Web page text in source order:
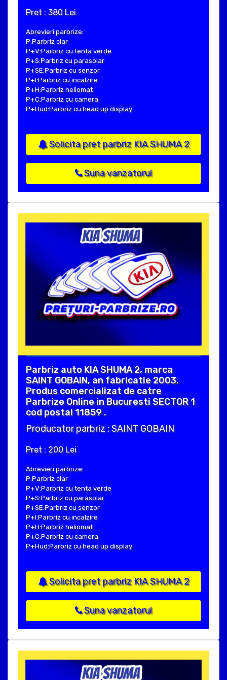
Pret : 380 Lei
Abrevieri parbrize:
P:Parbriz clar
P+V:Parbriz cu tenta verde
P+S:Parbriz cu parasolar
P+SE:Parbriz cu senzor
P+I:Parbriz cu incalzire
P+H:Parbriz heliomat
P+C:Parbriz cu camera
P+Hud:Parbriz cu head up display
Solicita pret parbriz KIA SHUMA 2
Suna vanzatorul
Parbriz auto KIA SHUMA 2, marca
SAINT GOBAIN, an fabricatie 2003.
Produs comercializat de catre
Parbrize Online in Bucuresti SECTOR 1
cod postal 11859 .
Producator parbriz : SAINT GOBAIN
Pret : 200 Lei
Abrevieri parbrize:
P:Parbriz clar
P+V:Parbriz cu tenta verde
P+S:Parbriz cu parasolar
P+SE:Parbriz cu senzor
P+I:Parbriz cu incalzire
P+H:Parbriz heliomat
P+C:Parbriz cu camera
P+Hud:Parbriz cu head up display
Solicita pret parbriz KIA SHUMA 2
Suna vanzatorul